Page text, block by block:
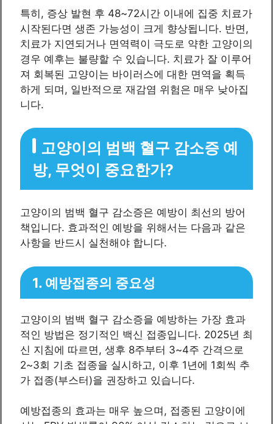
특히, 증상 발현 후 48~72시간 이내에 집중 치료가
시작된다면 생존 가능성이 크게 향상됩니다. 반면,
치료가 지연되거나 면역력이 극도로 약한 고양이의
경우 예후는 불량할 수 있습니다. 치료가 잘 이루어
져 회복된 고양이는 바이러스에 대한 면역을 획득
하게 되며, 일반적으로 재감염 위험은 매우 낮아집
니다.
고양이의 범백 혈구 감소증 예
방, 무엇이 중요한가?
고양이의 범백 혈구 감소증은 예방이 최선의 방어
책입니다. 효과적인 예방을 위해서는 다음과 같은
사항을 반드시 실천해야 합니다.
1. 예방접종의 중요성
고양이의 범백 혈구 감소증을 예방하는 가장 효과
적인 방법은 정기적인 백신 접종입니다. 2025년 최
신 지침에 따르면, 생후 8주부터 3~4주 간격으로
2~3회 기초 접종을 실시하고, 이후 1년에 1회씩 추
가 접종(부스터)을 권장하고 있습니다.
예방접종의 효과는 매우 높으며, 접종된 고양이에